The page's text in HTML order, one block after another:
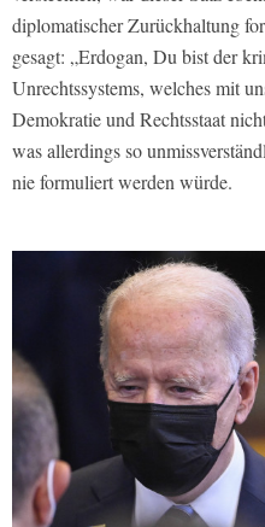
diplomatischer Zurückhaltung
gesagt: „Erdogan, Du bist der
Unrechtssystems, welches mit
Demokratie und Rechtsstaat
was allerdings so
nie formuliert werden würde.